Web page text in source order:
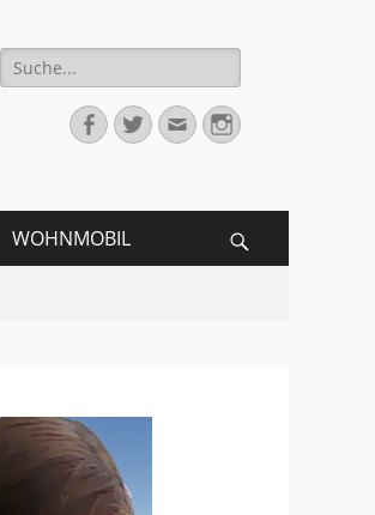
Suche
für:
Facebook
TwitterEmailInstagram
WOHNMOBIL